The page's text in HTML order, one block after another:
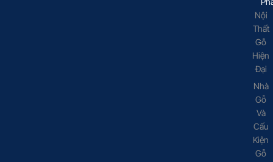
Nội
Thất
Gỗ
Hiện
Đại
Nhà
Gỗ
Và
Cấu
Kiện
Gỗ